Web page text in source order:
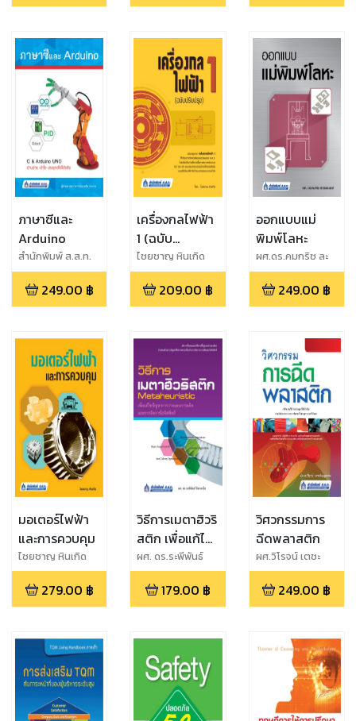
ภาษาซีและ
Arduino
สำนักพิมพ์ ส.ส.ท.
TPA Publishing
249.00 ฿
เครื่องกลไฟฟ้า
1 (ฉบับ
ปรับปรุง)
ไชยชาญ หินเกิด
209.00 ฿
ออกแบบแม่
พิมพ์โลหะ
ผศ.ดร.คมกริช ละ
วรรณวงษ์
249.00 ฿
มอเตอร์ไฟฟ้า
และการควบคุม
ไชยชาญ หินเกิด
279.00 ฿
วิธีการเมตาฮิวริ
สติก เพื่อแก้ไข
ปัญหาการ
วางแผนการ
ผลิตและการจัด
ผศ. ดร.ระพีพันธ์
ปิตาคะโส
179.00 ฿
วิศวกรรมการ
ฉีดพลาสติก
ผศ.วิโรจน์ เตชะ
วิญญูธรรม
249.00 ฿